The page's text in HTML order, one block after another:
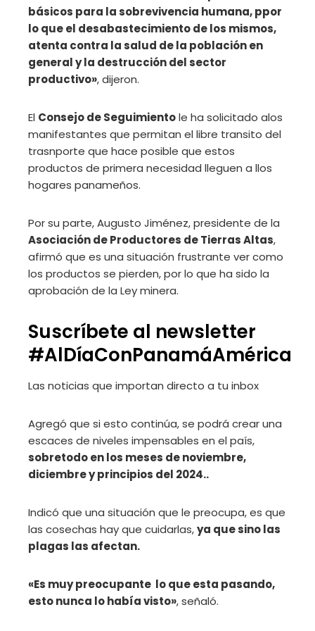
básicos para la sobrevivencia humana, ppor
lo que el desabastecimiento de los mismos,
atenta contra la salud de la población en
general y la destrucción del sector
productivo», dijeron.
El Consejo de Seguimientole ha solicitado alos
manifestantes que permitan el libre transito del
trasnporte que hace posible que estos
productos de primera necesidad lleguen a llos
hogares panameños.
Por su parte, Augusto Jiménez, presidente de la
Asociación de Productores de Tierras Altas,
afirmó que es una situación frustrante ver como
los productos se pierden, por lo que ha sido la
aprobación de la Ley minera.
Suscríbete al newsletter
#AlDíaConPanamáAmérica
Las noticias que importan directo a tu inbox
Agregó que si esto continúa, se podrá crear una
escaces de niveles impensables en el país,
sobretodo en los meses de noviembre,
diciembre y principios del 2024..
Indicó que una situación que le preocupa, es que
las cosechas hay que cuidarlas,ya que sino las
plagas las afectan.
«Es muy preocupante lo que esta pasando,
esto nunca lo había visto», señaló.